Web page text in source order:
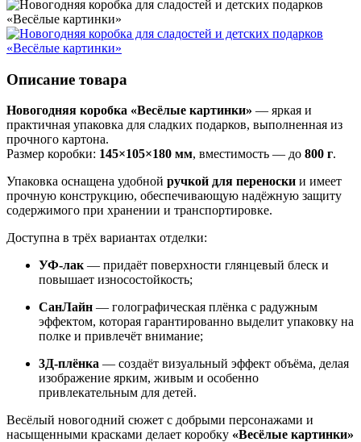
Описание товара
Новогодняя коробка «Весёлые картинки» — яркая и
практичная упаковка для сладких подарков, выполненная из
прочного картона.
Размер коробки: 145×105×180 мм, вместимость — до 800 г.
Упаковка оснащена удобной ручкой для переноски и имеет
прочную конструкцию, обеспечивающую надёжную защиту
содержимого при хранении и транспортировке.
Доступна в трёх вариантах отделки:
УФ-лак — придаёт поверхности глянцевый блеск и
повышает износостойкость;
СанЛайн — голографическая плёнка с радужным
эффектом, которая гарантированно выделит упаковку на
полке и привлечёт внимание;
3Д-плёнка — создаёт визуальный эффект объёма, делая
изображение ярким, живым и особенно
привлекательным для детей.
Весёлый новогодний сюжет с добрыми персонажами и
насыщенными красками делает коробку «Весёлые картинки»